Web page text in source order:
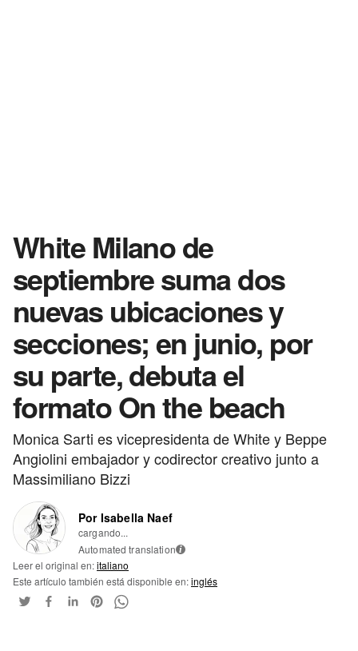
White Milano de
septiembre suma dos
nuevas ubicaciones y
secciones; en junio, por
su parte, debuta el
formato On the beach
Monica Sarti es vicepresidenta de White y Beppe
Angiolini embajador y codirector creativo junto a
Massimiliano Bizzi
Por Isabella Naef
cargando...
Automated translation i
Leer el original en:italiano
Este artículo también está disponible en:inglés